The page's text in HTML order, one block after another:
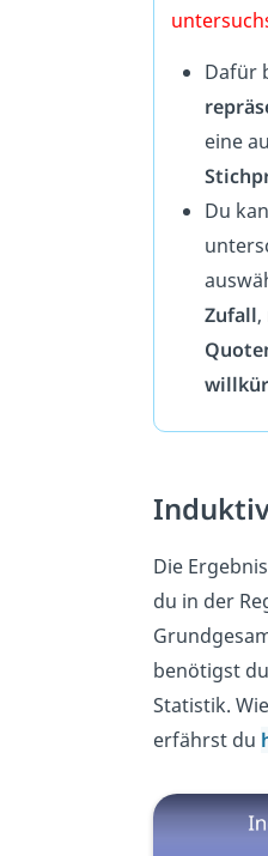
Dafür
eine
Du
Zufall
Die
du in der
benötigst
Statistik.
erfährst du